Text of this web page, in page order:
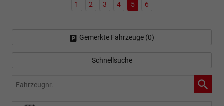
1 2 3 4 5 6
Gemerkte Fahrzeuge (0)
Schnellsuche
Fahrzeugnr.